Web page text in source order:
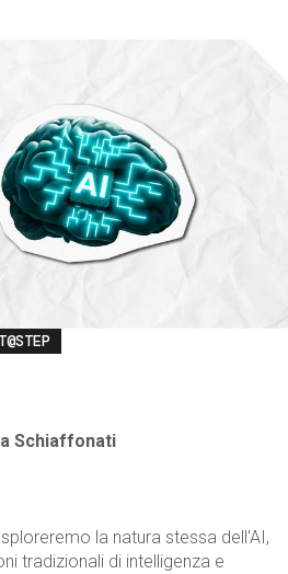
Schiaffonati
la natura stessa dell'AI,
tradizionali di intelligenza e